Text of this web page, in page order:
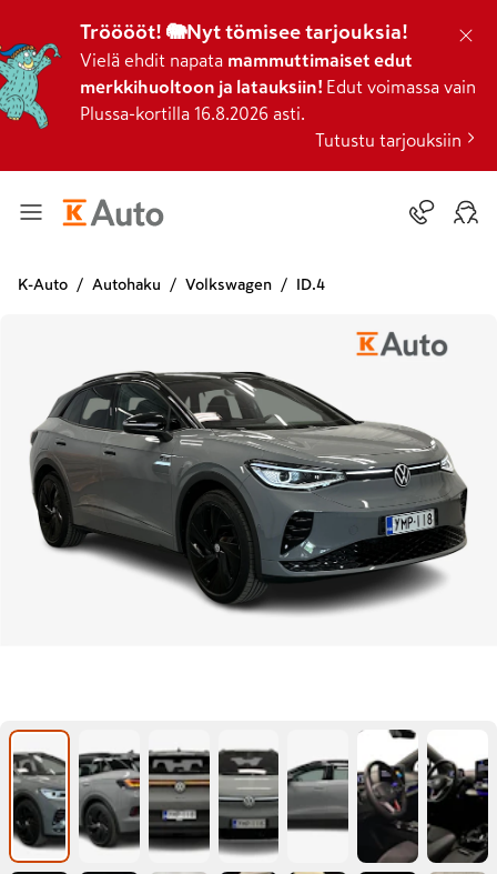
Trööööt! 🐘Nyt tömisee tarjouksia!
Vielä ehdit napata mammuttimaiset edut
merkkihuoltoon ja latauksiin! Edut voimassa vain
Plussa-kortilla 16.8.2026 asti.
Tutustu tarjouksiin
K-Auto Autohaku Volkswagen ID.4